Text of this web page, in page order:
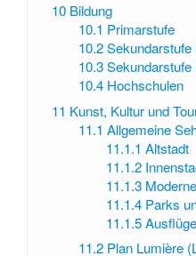
10 Bildung
10.1 Primarstufe
10.2 Sekundarstufe
10.3 Sekundarstufe
10.4 Hochschulen
11 Kunst, Kultur und
11.1 Allgemeine
11.1.1 Altstadt
11.1.2
11.1.3
11.1.4 Parks
11.1.5
11.2 Plan Lumière